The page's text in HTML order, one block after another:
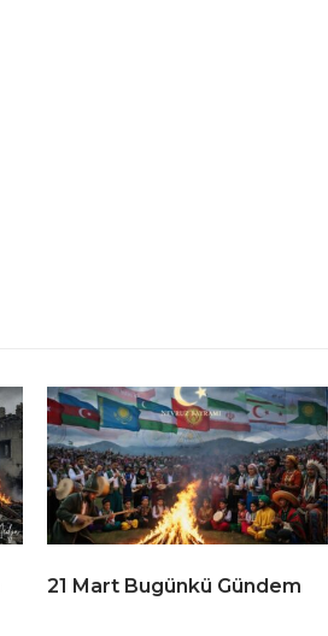
21 Mart Bugünkü Gündem